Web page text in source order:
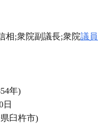
相;衆院副議長;衆院議員
年)
日
臼杵市)